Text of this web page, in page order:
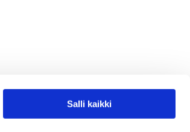
Salli kaikki